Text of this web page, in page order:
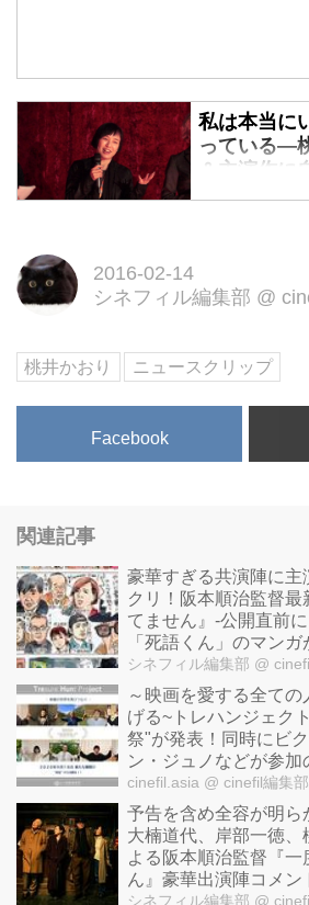
私は本当に
っている―
＆主演作に
Hee』のワー
2016-02-14
シネフィル編集部 @
桃井かおり ニュースクリップ
Facebook
関連記事
豪華すぎる共演陣に主
クリ！阪本順治監督最
てません』-公開直前
「死語くん」のマンガ
シネフィル編集部 @
～映画を愛する全て
げる~トレハンジェク
祭"が発表！同時にビ
ン・ジュノなどが参加
Home Filmsも再び！
cinefil.asia @ cinefil編集部
予告を含め全容が明ら
大楠道代、岸部一徳、
よる阪本順治監督『一
ん』豪華出演陣コメン
真も！
シネフィル編集部 @